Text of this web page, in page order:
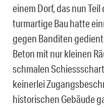
einem Dorf, das nun
turmartige Bau hatte
gegen Banditen
Beton mit nur kleinen
schmalen
keinerlei
historischen Gebäude